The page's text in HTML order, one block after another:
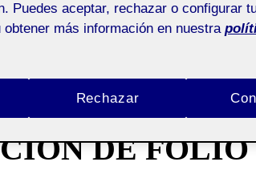
DE
Puedes aceptar, rechazar o configurar
más información en nuestra
Rechazar